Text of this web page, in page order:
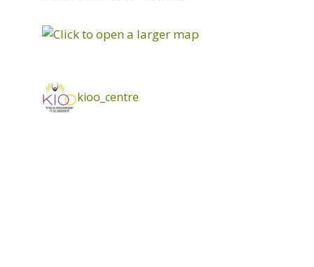
kioo_centre